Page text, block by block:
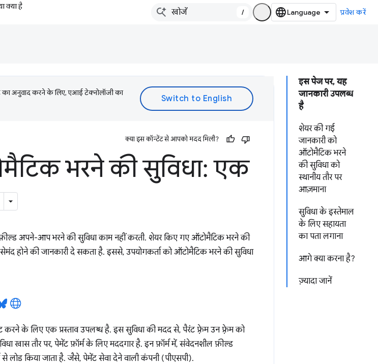
क्या है
/ प्रवेश करें
इस पेज पर, यह
जानकारी उपलब्ध
है
शेयर की गई
जानकारी को
ऑटोमैटिक भरने
की सुविधा को
स्थानीय तौर पर
आज़माना
सुविधा के इस्तेमाल
के लिए सहायता
का पता लगाना
आगे क्या करना है?
ज़्यादा जानें
का अनुवाद करने के लिए, एआई टेक्नोलॉजी का
क्या इस कॉन्टेंट से आपको मदद मिली?
भरने की सुविधा: एक
अपने-आप भरने की सुविधा काम नहीं करती. शेयर किए गए ऑटोमैटिक भरने की
होने की जानकारी दे सकता है. इससे, उपयोगकर्ता को ऑटोमैटिक भरने की सुविधा
के लिए एक प्रस्ताव उपलब्ध है. इस सुविधा की मदद से, पैरंट फ़्रेम उन फ़्रेम को
खास तौर पर, पेमेंट फ़ॉर्म के लिए मददगार है. इन फ़ॉर्म में, संवेदनशील फ़ील्ड
लोड किया जाता है. जैसे, पेमेंट सेवा देने वाली कंपनी (पीएसपी).